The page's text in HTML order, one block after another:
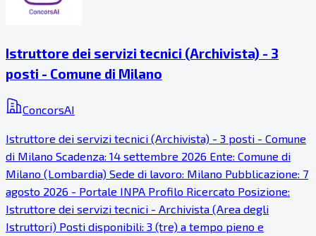
Istruttore dei servizi tecnici (Archivista) - 3
posti - Comune di Milano
ConcorsAI
Istruttore dei servizi tecnici (Archivista) - 3 posti - Comune
di Milano Scadenza: 14 settembre 2026 Ente: Comune di
Milano (Lombardia) Sede di lavoro: Milano Pubblicazione: 7
agosto 2026 - Portale INPA Profilo Ricercato Posizione:
Istruttore dei servizi tecnici - Archivista (Area degli
Istruttori) Posti disponibili: 3 (tre) a tempo pieno e